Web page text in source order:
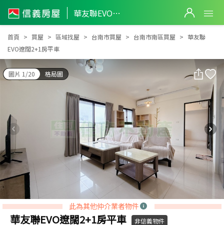
華友聯EVO遼闊2+1房平車
華友聯EVO遼闊2+1房平車
首頁 買屋 區域找屋 台南市買屋 台南市南區買屋
華友聯
EVO遼闊2+1房平車
圖片 1/20 格局圖
此為其他仲介業者物件
華友聯EVO遼闊2+1房平車 非信義物件